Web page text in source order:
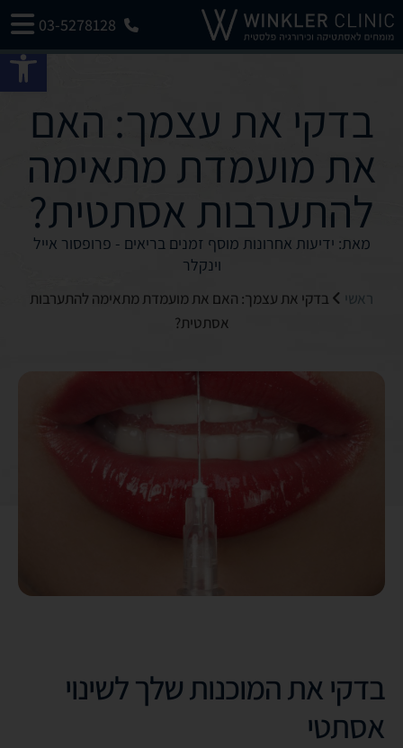
03-5278128
בדקי את עצמך: האם
את מועמדת מתאימה
להתערבות אסתטית?
מאת: ידיעות אחרונות מוסף זמנים בריאים - פרופסור אייל
וינקלר
ראשי
בדקי את עצמך: האם את מועמדת מתאימה להתערבות
אסתטית?
בדקי את המוכנות שלך לשינוי
אסתטי